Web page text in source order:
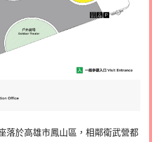
落於高雄市鳳山區，相鄰衛武營都